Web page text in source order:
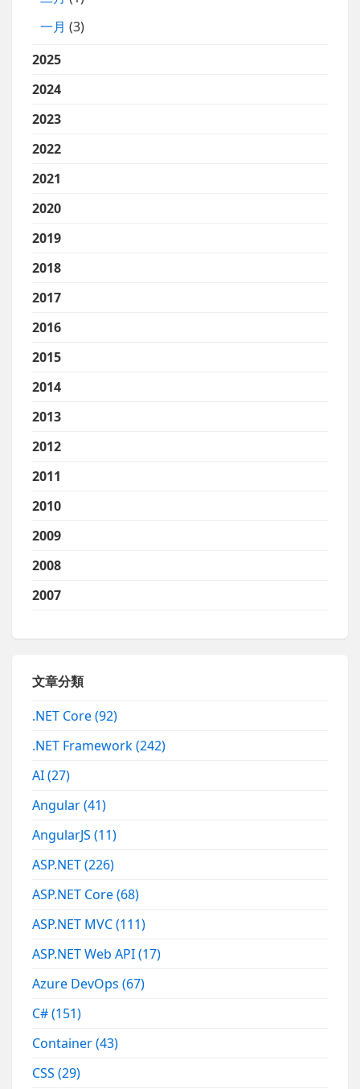
一月 (3)
2025
2024
2023
2022
2021
2020
2019
2018
2017
2016
2015
2014
2013
2012
2011
2010
2009
2008
2007
文章分類
.NET Core(92)
.NET Framework(242)
AI(27)
Angular(41)
AngularJS(11)
ASP.NET(226)
ASP.NET Core(68)
ASP.NET MVC(111)
ASP.NET Web API(17)
Azure DevOps(67)
C#(151)
Container(43)
CSS(29)